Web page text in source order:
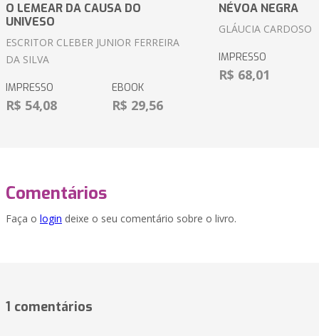
O LEMEAR DA CAUSA DO
UNIVESO
ESCRITOR CLEBER JUNIOR FERREIRA
DA SILVA
IMPRESSO
R$ 54,08
EBOOK
R$ 29,56
NÉVOA NEGRA
GLÁUCIA CARDOSO
IMPRESSO
R$ 68,01
Comentários
Faça o login deixe o seu comentário sobre o livro.
1 comentários